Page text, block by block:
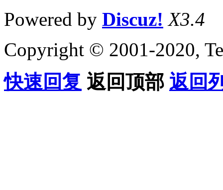
Powered by Discuz! X3.4
Copyright © 2001-2020,
快速回复 返回顶部 返回